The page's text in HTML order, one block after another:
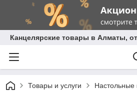
Канцелярские товары в Алматы,
Товары и услуги Настольные